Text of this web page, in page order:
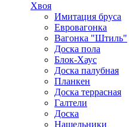
Хвоя
Имитация бруса
Евровагонка
Вагонка "Штиль"
Доска пола
Блок-Хаус
Доска палубная
Планкен
Доска террасная
Галтели
Доска
Нащельники